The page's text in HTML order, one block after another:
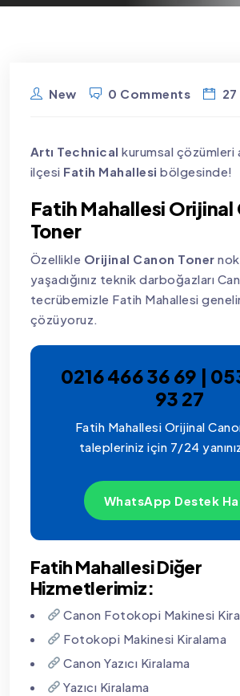
New 0 Comments
Artı Technical kurumsal çözümleri
ilçesi Fatih Mahallesi bölgesinde!
Fatih Mahallesi Orijinal
Toner
Özellikle Orijinal Canon Toner
yaşadığınız teknik darboğazları
tecrübemizle Fatih Mahallesi
çözüyoruz.
0216 466 36 69 |
93 27
Fatih Mahallesi Orijinal
talepleriniz için 7/24
WhatsApp Destek
Fatih Mahallesi Diğer
Hizmetlerimiz:
Canon Fotokopi Makinesi
Fotokopi Makinesi Kiralama
Canon Yazıcı Kiralama
Yazıcı Kiralama